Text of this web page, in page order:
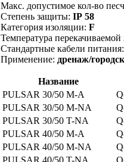
Макс. допустимое кол-во
Степень защиты: IP 58
Категория изоляции: F
Температура
Стандартные кабели
Применение: дренаж/
Название
PULSAR 30/50 M-A
PULSAR 30/50 M-NA
PULSAR 30/50 T-NA
PULSAR 40/50 M-A
PULSAR 40/50 M-NA